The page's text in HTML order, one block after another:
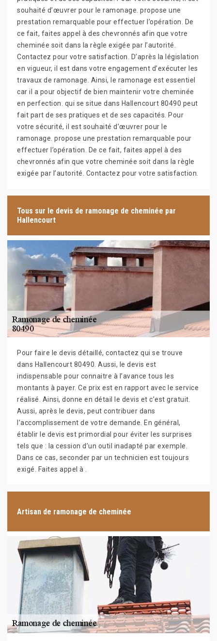
souhaité d’œuvrer pour le ramonage. propose une
prestation remarquable pour effectuer l’opération. De
ce fait, faites appel à des chevronnés afin que votre
cheminée soit dans la règle exigée par l’autorité.
Contactez pour votre satisfaction. D’après la législation
en vigueur, il est dans votre engagement d’exécuter les
travaux de ramonage. Ainsi, le ramonage est essentiel
car il a pour objectif de bien maintenir votre cheminée
en perfection. qui se situe dans Hallencourt 80490 peut
fait part de ses pratiques et de ses capacités. Pour
votre sécurité, il est souhaité d’œuvrer pour le
ramonage. propose une prestation remarquable pour
effectuer l’opération. De ce fait, faites appel à des
chevronnés afin que votre cheminée soit dans la règle
exigée par l’autorité. Contactez pour votre satisfaction.
Tous sur le devis de ramonage de cheminée par
Hallencourt
Pour faire le devis détaillé, contactez qui se trouve
dans Hallencourt 80490. Aussi, le devis est
indispensable pour connaitre à l’avance tous les
montants à payer. Ce prix est en rapport avec le service
réalisé. Ainsi, donne en détail le devis et c’est gratuit.
Aussi, après le devis, peut contribuer dans
l’accomplissement de votre demande. En général,
établir le devis est primordial pour éviter les surprises
tels que : la cession d’un outil inadapté par exemple.
Dans ce cas, seconder par un technicien est toujours
exigé. Faites appel à .
Artisan de ramonage de cheminée